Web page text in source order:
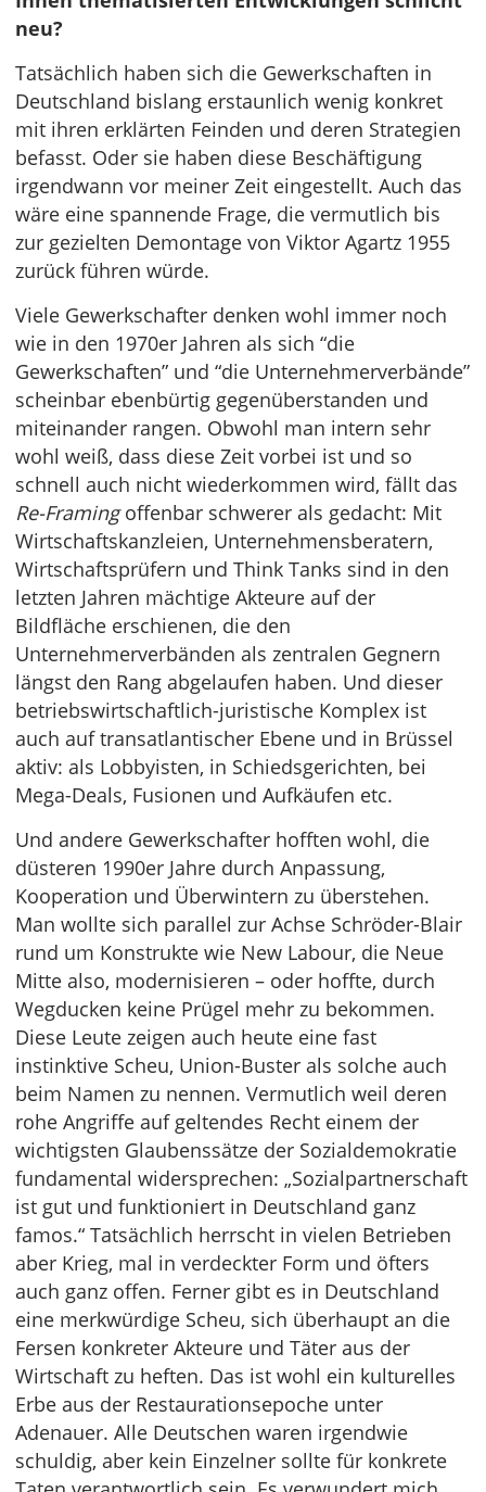
neu?
Tatsächlich haben sich die Gewerkschaften in
Deutschland bislang erstaunlich wenig konkret
mit ihren erklärten Feinden und deren Strategien
befasst. Oder sie haben diese Beschäftigung
irgendwann vor meiner Zeit eingestellt. Auch das
wäre eine spannende Frage, die vermutlich bis
zur gezielten Demontage von Viktor Agartz 1955
zurück führen würde.
Viele Gewerkschafter denken wohl immer noch
wie in den 1970er Jahren als sich “die
Gewerkschaften” und “die Unternehmerverbände”
scheinbar ebenbürtig gegenüberstanden und
miteinander rangen. Obwohl man intern sehr
wohl weiß, dass diese Zeit vorbei ist und so
schnell auch nicht wiederkommen wird, fällt das
Re-Framingoffenbar schwerer als gedacht: Mit
Wirtschaftskanzleien, Unternehmensberatern,
Wirtschaftsprüfern und Think Tanks sind in den
letzten Jahren mächtige Akteure auf der
Bildfläche erschienen, die den
Unternehmerverbänden als zentralen Gegnern
längst den Rang abgelaufen haben. Und dieser
betriebswirtschaftlich-juristische Komplex ist
auch auf transatlantischer Ebene und in Brüssel
aktiv: als Lobbyisten, in Schiedsgerichten, bei
Mega-Deals, Fusionen und Aufkäufen etc.
Und andere Gewerkschafter hofften wohl, die
düsteren 1990er Jahre durch Anpassung,
Kooperation und Überwintern zu überstehen.
Man wollte sich parallel zur Achse Schröder-Blair
rund um Konstrukte wie New Labour, die Neue
Mitte also, modernisieren – oder hoffte, durch
Wegducken keine Prügel mehr zu bekommen.
Diese Leute zeigen auch heute eine fast
instinktive Scheu, Union-Buster als solche auch
beim Namen zu nennen. Vermutlich weil deren
rohe Angriffe auf geltendes Recht einem der
wichtigsten Glaubenssätze der Sozialdemokratie
fundamental widersprechen: „Sozialpartnerschaft
ist gut und funktioniert in Deutschland ganz
famos.“ Tatsächlich herrscht in vielen Betrieben
aber Krieg, mal in verdeckter Form und öfters
auch ganz offen. Ferner gibt es in Deutschland
eine merkwürdige Scheu, sich überhaupt an die
Fersen konkreter Akteure und Täter aus der
Wirtschaft zu heften. Das ist wohl ein kulturelles
Erbe aus der Restaurationsepoche unter
Adenauer. Alle Deutschen waren irgendwie
schuldig, aber kein Einzelner sollte für konkrete